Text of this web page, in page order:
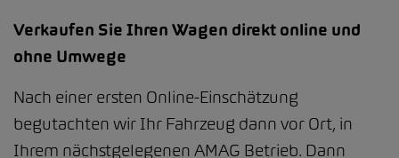
Verkaufen Sie Ihren Wagen direkt online und
ohne Umwege
Nach einer ersten Online-Einschätzung
begutachten wir Ihr Fahrzeug dann vor Ort, in
Ihrem nächstgelegenen AMAG Betrieb. Dann